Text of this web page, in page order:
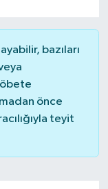
bazıları
önce
teyit